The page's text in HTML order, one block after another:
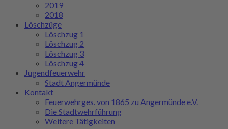
2019
2018
Löschzüge
Löschzug 1
Löschzug 2
Löschzug 3
Löschzug 4
Jugendfeuerwehr
Stadt Angermünde
Kontakt
Feuerwehrges. von 1865 zu Angermünde e.V.
Die Stadtwehrführung
Weitere Tätigkeiten